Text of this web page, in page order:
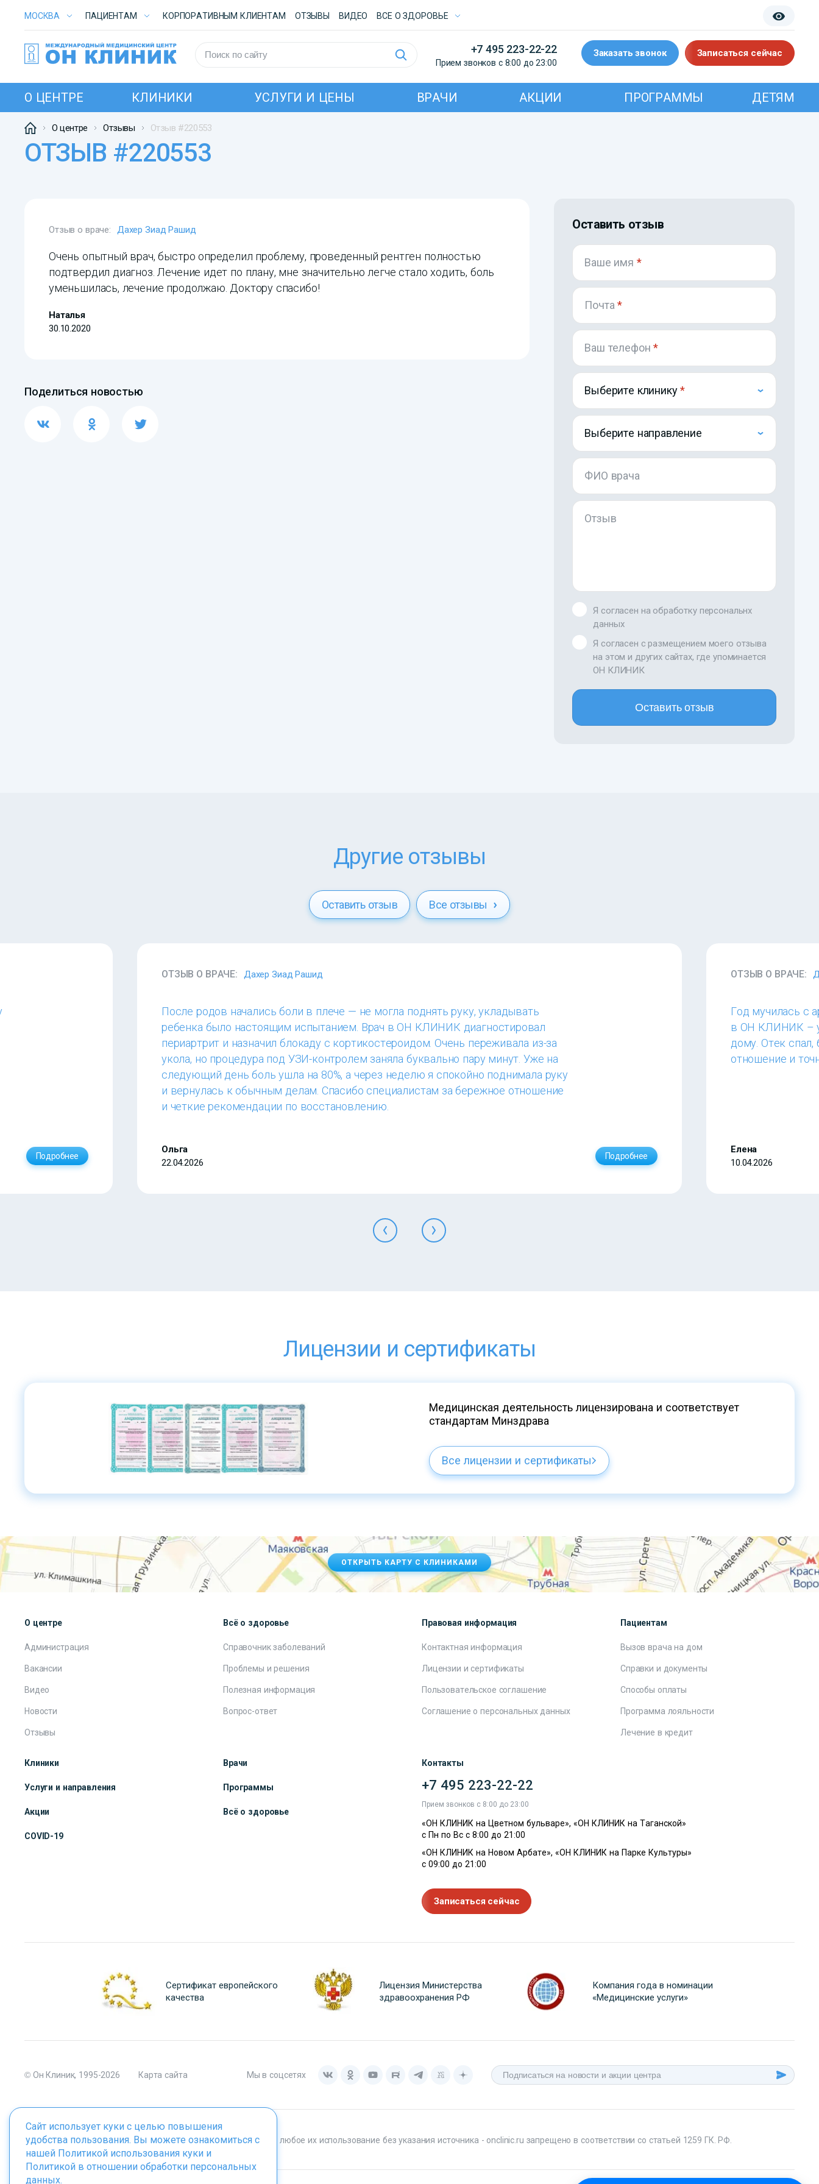
МОСКВА ПАЦИЕНТАМ КОРПОРАТИВНЫМ КЛИЕНТАМ ОТЗЫВЫ ВИДЕО ВСE О ЗДОРОВЬЕ
+7 495 223-22-22
Прием звонков с 8:00 до 23:00
Заказать звонок Записаться сейчас
О ЦЕНТРЕ КЛИНИКИ УСЛУГИ И ЦЕНЫ ВРАЧИ АКЦИИ ПРОГРАММЫ ДЕТЯМ
О центре Отзывы Отзыв #220553
ОТЗЫВ #220553
Отзыв о враче: Дахер Зиад Рашид
Очень опытный врач, быстро определил проблему, проведенный рентген полностью
подтвердил диагноз. Лечение идет по плану, мне значительно легче стало ходить, боль
уменьшилась, лечение продолжаю. Доктору спасибо!
Наталья
30.10.2020
Поделиться новостью
Оставить отзыв
Ваше имя *
Почта*
Ваш телефон*
Выберите клинику
Выберите направление
ФИО врача
Отзыв
Я согласен на обработку персональнх
данных
Я согласен с размещением моего отзыва
на этом и других сайтах, где упоминается
ОН КЛИНИК
Оставить отзыв
Другие отзывы
Оставить отзыв Все отзывы
Подробнее
ОТЗЫВ О ВРАЧЕ: Дахер Зиад Рашид
После родов начались боли в плече — не могла поднять руку, укладывать
ребенка было настоящим испытанием. Врач в ОН КЛИНИК диагностировал
периартрит и назначил блокаду с кортикостероидом. Очень переживала из-за
укола, но процедура под УЗИ-контролем заняла буквально пару минут. Уже на
следующий день боль ушла на 80%, а через неделю я спокойно поднимала руку
и вернулась к обычным делам. Спасибо специалистам за бережное отношение
и четкие рекомендации по восстановлению.
Ольга
22.04.2026
Подробнее
ОТЗЫВ О ВРАЧЕ:
Год мучилась с
в ОН КЛИНИК –
дому. Отек спал,
отношение и
Елена
10.04.2026
Лицензии и сертификаты
Медицинская деятельность лицензирована и соответствует
стандартам Минздрава
Все лицензии и сертификаты
ОТКРЫТЬ КАРТУ С КЛИНИКАМИ
О центре
Администрация
Вакансии
Видео
Новости
Отзывы
Всё о здоровье
Справочник заболеваний
Проблемы и решения
Полезная информация
Вопрос-ответ
Правовая информация
Контактная информация
Лицензии и сертификаты
Пользовательское соглашение
Соглашение о персональных данных
Пациентам
Вызов врача на дом
Справки и документы
Способы оплаты
Программа лояльности
Лечение в кредит
Клиники Врачи
Услуги и направления Программы
Акции Всё о здоровье
COVID-19
Контакты
+7 495 223-22-22
Прием звонков с 8:00 до 23:00
«ОН КЛИНИК на Цветном бульваре», «ОН КЛИНИК на Таганской»
с Пн по Вс с 8:00 до 21:00
«ОН КЛИНИК на Новом Арбате», «ОН КЛИНИК на Парке Культуры»
с 09:00 до 21:00
Записаться сейчас
Сертификат европейского
качества
Лицензия Министерства
здравоохранения РФ
Компания года в номинации
«Медицинские услуги»
© Он Клиник, 1995-2026 Карта сайта Мы в соцсетях
Материалы сайта являются собственностью ООО "Он Клиник", любое их использование без указания источника - onclinic.ru запрещено в соответствии со статьей 1259 ГК. РФ.
Сайт использует куки с целью повышения
удобства пользования. Вы можете ознакомиться с
нашей Политикой использования куки и
Политикой в отношении обработки персональных
данных.